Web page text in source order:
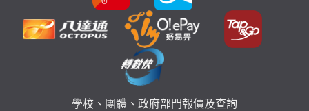
學校、團體、政府部門報價及查詢